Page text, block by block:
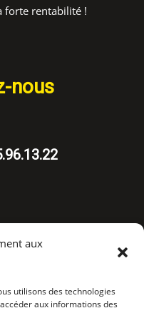
aux
utilisons des technologies
aux informations des
forte rentabilité !
nous